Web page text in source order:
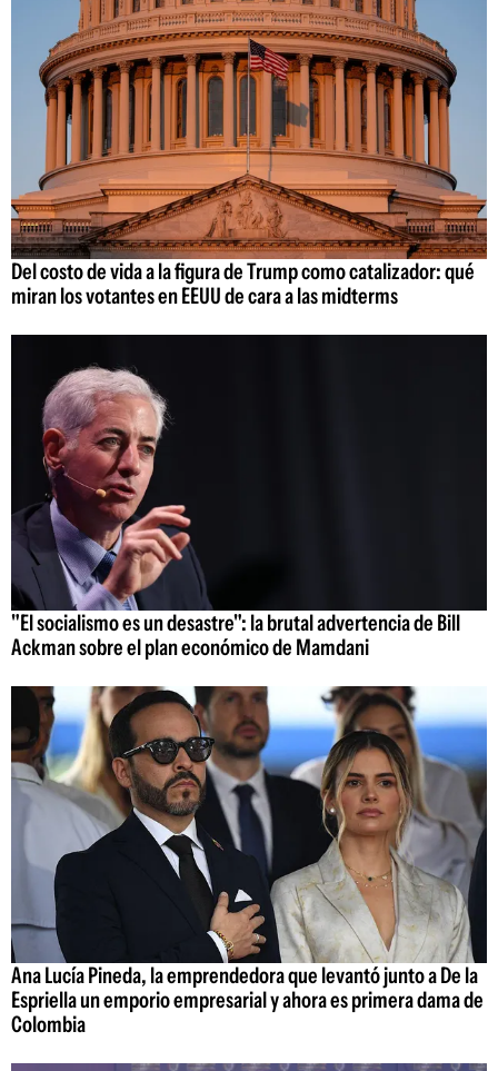
Del costo de vida a la figura de Trump como catalizador: qué
miran los votantes en EEUU de cara a las midterms
"El socialismo es un desastre": la brutal advertencia de Bill
Ackman sobre el plan económico de Mamdani
Ana Lucía Pineda, la emprendedora que levantó junto a De la
Espriella un emporio empresarial y ahora es primera dama de
Colombia